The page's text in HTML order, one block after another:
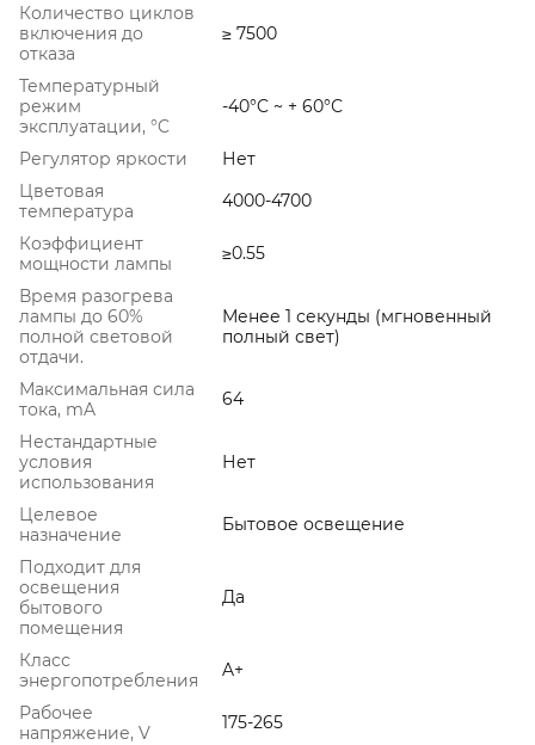
Количество циклов
включения до
отказа
≥ 7500
Температурный
режим
эксплуатации, °C
-40°C ~ + 60°С
Регулятор яркости
Нет
Цветовая
температура
4000-4700
Коэффициент
мощности лампы
≥0.55
Время разогрева
лампы до 60%
полной световой
отдачи.
Менее 1 секунды (мгновенный
полный свет)
Максимальная сила
тока, mA
64
Нестандартные
условия
использования
Нет
Целевое
назначение
Бытовое освещение
Подходит для
освещения
бытового
помещения
Да
Класс
энергопотребления
A+
Рабочее
напряжение, V
175-265